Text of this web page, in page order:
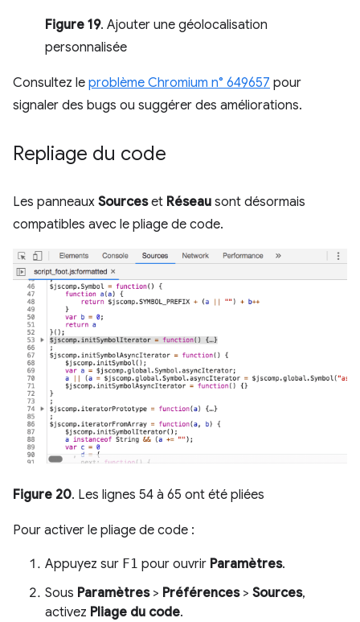
Figure 19. Ajouter une géolocalisation
personnalisée
Consultez le problème Chromium n° 649657 pour
signaler des bugs ou suggérer des améliorations.
Repliage du code
Les panneaux Sourceset Réseau sont désormais
compatibles avec le pliage de code.
Figure 20. Les lignes 54 à 65 ont été pliées
Pour activer le pliage de code :
Appuyez sur F1 pour ouvrir Paramètres.
Sous Paramètres> Préférences> Sources,
activez Pliage du code.